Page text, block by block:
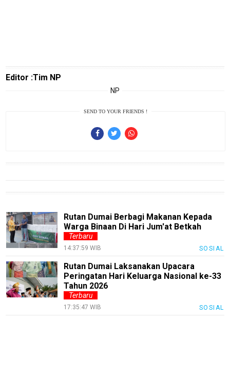
Editor :Tim NP
NP
SEND TO YOUR FRIENDS !
Rutan Dumai Berbagi Makanan Kepada
Warga Binaan Di Hari Jum'at Betkah
Terbaru
14:37:59 WIB SOSIAL
Rutan Dumai Laksanakan Upacara
Peringatan Hari Keluarga Nasional ke-33
Tahun 2026
Terbaru
17:35:47 WIB SOSIAL
Edukasi
Automotive
Guide
Smartphone
Guide
EduBudaya